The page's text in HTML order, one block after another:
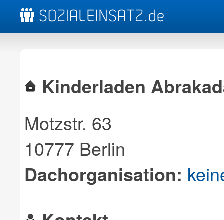
Kinderladen
Motzstr. 63
10777 Berlin
Dachorganisation: